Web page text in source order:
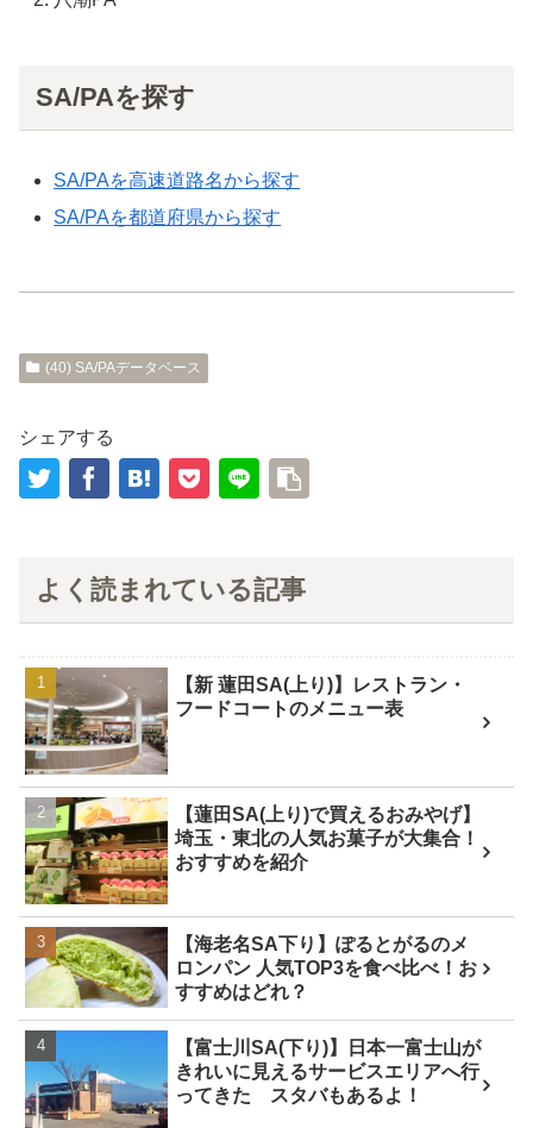
SA/PAを探す
SA/PAを高速道路名から探す
SA/PAを都道府県から探す
(40) SA/PAデータベース
シェアする
よく読まれている記事
【新 蓮田SA(上り)】レストラン・
フードコートのメニュー表
【蓮田SA(上り)で買えるおみやげ】
埼玉・東北の人気お菓子が大集合！
おすすめを紹介
【海老名SA下り】ぽるとがるのメ
ロンパン 人気TOP3を食べ比べ！お
すすめはどれ？
【富士川SA(下り)】日本一富士山が
きれいに見えるサービスエリアへ行
ってきた スタバもあるよ！